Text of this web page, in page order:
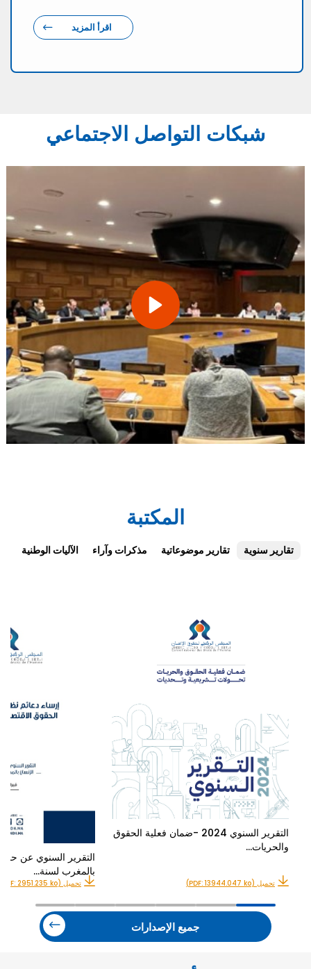
اقرأ المزيد
شبكات التواصل الاجتماعي
المكتبة
تقارير سنوية تقارير موضوعاتية مذكرات وآراء الآليات الوطنية
جميع الإصدارات
التقرير السنوي 2024 -ضمان فعلية الحقوق
والحريات…
تحميل (PDF: 13944.047 ko)
التقرير السنوي عن
بالمغرب لسنة…
تحميل (PDF: 2951.235 ko)